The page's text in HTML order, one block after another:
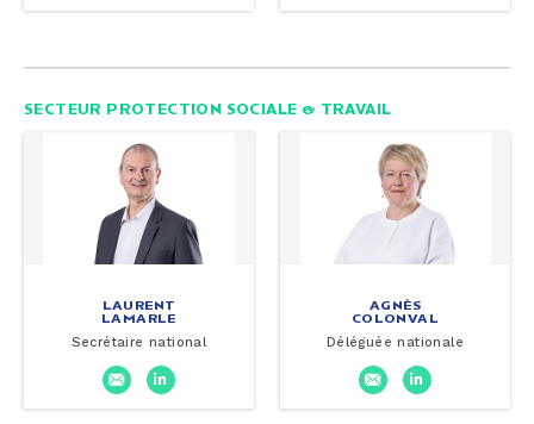
SECTEUR PROTECTION SOCIALE & TRAVAIL
LAURENT
LAMARLE
Secrétaire national
AGNÈS
COLONVAL
Déléguée nationale